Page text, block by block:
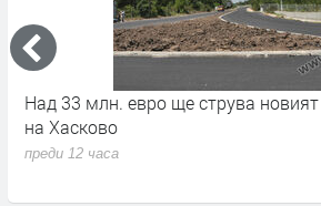
Над 33 млн. евро ще струва
на Хасково
преди 12 часа